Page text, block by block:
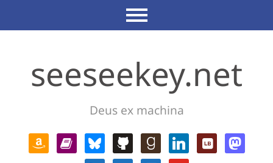
seeseekey.net
Deus ex machina